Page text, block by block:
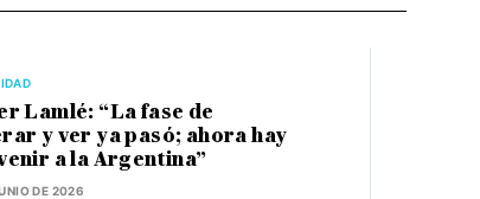
Lamlé: “La fase de
y ver ya pasó; ahora hay
a la Argentina”
DE 2026